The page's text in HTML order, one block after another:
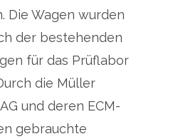
Die Wagen wurden
der bestehenden
für das Prüflabor
die Müller
und deren ECM-
gebrauchte